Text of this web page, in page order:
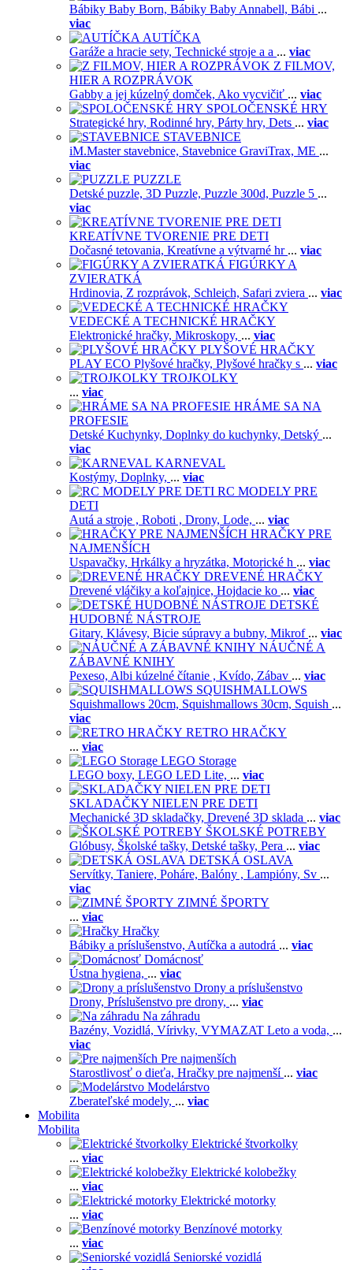
Bábiky Baby Born, Bábiky Baby Annabell, Bábi ...
viac
AUTÍČKA
Garáže a hracie sety, Technické stroje a a ... viac
Z FILMOV,
HIER A ROZPRÁVOK
Gabby a jej kúzelný domček, Ako vycvičiť ... viac
SPOLOČENSKÉ HRY
Strategické hry, Rodinné hry, Párty hry, Dets ... viac
STAVEBNICE
iM.Master stavebnice, Stavebnice GraviTrax, ME ...
viac
PUZZLE
Detské puzzle, 3D Puzzle, Puzzle 300d, Puzzle 5 ...
viac
KREATÍVNE TVORENIE PRE DETI
Dočasné tetovania, Kreatívne a výtvarné hr ... viac
FIGÚRKY A
ZVIERATKÁ
Hrdinovia, Z rozprávok, Schleich, Safari zviera ... viac
VEDECKÉ A TECHNICKÉ HRAČKY
Elektronické hračky, Mikroskopy, ... viac
PLYŠOVÉ HRAČKY
PLAY ECO Plyšové hračky, Plyšové hračky s ... viac
TROJKOLKY
... viac
HRÁME SA NA
PROFESIE
Detské Kuchynky, Doplnky do kuchynky, Detský ...
viac
KARNEVAL
Kostýmy, Doplnky, ... viac
RC MODELY PRE
DETI
Autá a stroje , Roboti , Drony, Lode, ... viac
HRAČKY PRE
NAJMENŠÍCH
Uspavačky, Hrkálky a hryzátka, Motorické h ... viac
DREVENÉ HRAČKY
Drevené vláčiky a koľajnice, Hojdacie ko ... viac
DETSKÉ
HUDOBNÉ NÁSTROJE
Gitary, Klávesy, Bicie súpravy a bubny, Mikrof ... viac
NÁUČNÉ A
ZÁBAVNÉ KNIHY
Pexeso, Albi kúzelné čítanie , Kvído, Zábav ... viac
SQUISHMALLOWS
Squishmallows 20cm, Squishmallows 30cm, Squish ...
viac
RETRO HRAČKY
... viac
LEGO Storage
LEGO boxy, LEGO LED Lite, ... viac
SKLADAČKY NIELEN PRE DETI
Mechanické 3D skladačky, Drevené 3D sklada ... viac
ŠKOLSKÉ POTREBY
Glóbusy, Školské tašky, Detské tašky, Pera ... viac
DETSKÁ OSLAVA
Servítky, Taniere, Poháre, Balóny , Lampióny, Sv ...
viac
ZIMNÉ ŠPORTY
... viac
Hračky
Bábiky a príslušenstvo, Autíčka a autodrá ... viac
Domácnosť
Ústna hygiena, ... viac
Drony a príslušenstvo
Drony, Príslušenstvo pre drony, ... viac
Na záhradu
Bazény, Vozidlá, Vírivky, VYMAZAT Leto a voda, ...
viac
Pre najmenších
Starostlivosť o dieťa, Hračky pre najmenší ... viac
Modelárstvo
Zberateľské modely, ... viac
Mobilita
Mobilita
Elektrické štvorkolky
... viac
Elektrické kolobežky
... viac
Elektrické motorky
... viac
Benzínové motorky
... viac
Seniorské vozidlá